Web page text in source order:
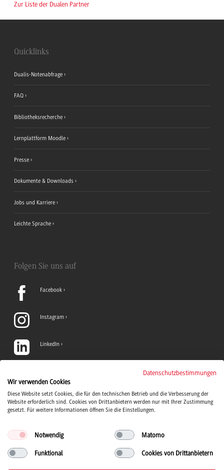
Zur Liste der Dualen Partner
Quicklinks
Dualis-Notenabfrage
FAQ
Bibliotheksrecherche
Lernplattform Moodle
Presse
Dokumente & Downloads
Jobs und Karriere
Leichte Sprache
Folgen Sie uns auf
Facebook
Instagram
LinkedIn
YouTube
Datenschutzbestimmungen
Wir verwenden Cookies
Diese Website setzt Cookies, die für den technischen Betrieb und die Verbesserung der
Website erforderlich sind. Cookies von Drittanbietern werden nur mit Ihrer Zustimmung
gesetzt. Für weitere Informationen öffnen Sie die Einstellungen.
Notwendig Matomo
Funktional Cookies von Drittanbietern